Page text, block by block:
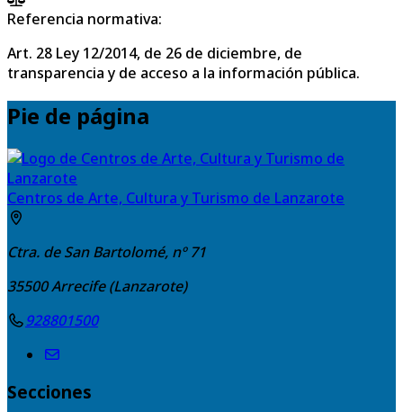
Referencia normativa:
Art. 28 Ley 12/2014, de 26 de diciembre, de
transparencia y de acceso a la información pública.
Pie de página
Centros de Arte, Cultura y Turismo de Lanzarote
Ctra. de San Bartolomé, nº 71
35500Arrecife (Lanzarote)
928801500
Secciones